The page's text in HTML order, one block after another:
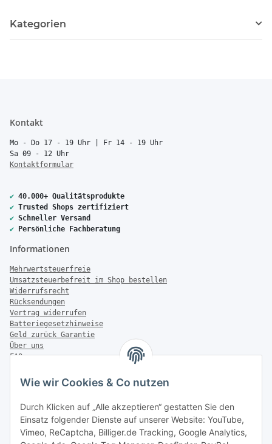
Wie wir Cookies & Co nutzen
Durch Klicken auf „Alle akzeptieren“ gestatten Sie den
Einsatz folgender Dienste auf unserer Website: YouTube,
Vimeo, ReCaptcha, Billiger.de Tracking, Google Analytics,
Kategorien
Kontakt
Mo - Do 17 - 19 Uhr | Fr 14 - 19 Uhr
Sa 09 - 12 Uhr
Kontaktformular
✔ 40.000+ Qualitätsprodukte
✔ Trusted Shops zertifiziert
✔ Schneller Versand
✔ Persönliche Fachberatung
Informationen
Mehrwertsteuerfreie
Umsatzsteuerbefreit im Shop bestellen
Widerrufsrecht
Rücksendungen
Vertrag widerrufen
Batteriegesetzhinweise
Geld zurück Garantie
Über uns
FAQ
Zahlung & Versand